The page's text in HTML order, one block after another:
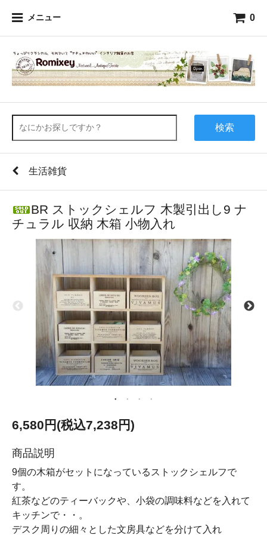
メニュー 0
検索
生活雑貨
BR ストックシェルフ 木製引出し9 ナ
チュラル 収納 木箱 小物入れ
6,580円(税込7,238円)
商品説明
9個の木箱がセットになっているストックシェルフで
す。
紅茶などのティーバックや、小袋の調味料などを入れて
キッチンで・・。
デスク周りの細々とした文房具などを分けて入れ